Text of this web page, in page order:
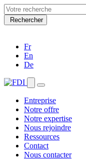
Search
for:Rechercher
Fr
En
De
Entreprise
Notre offre
Notre expertise
Nous rejoindre
Ressources
Contact
Nous contacter